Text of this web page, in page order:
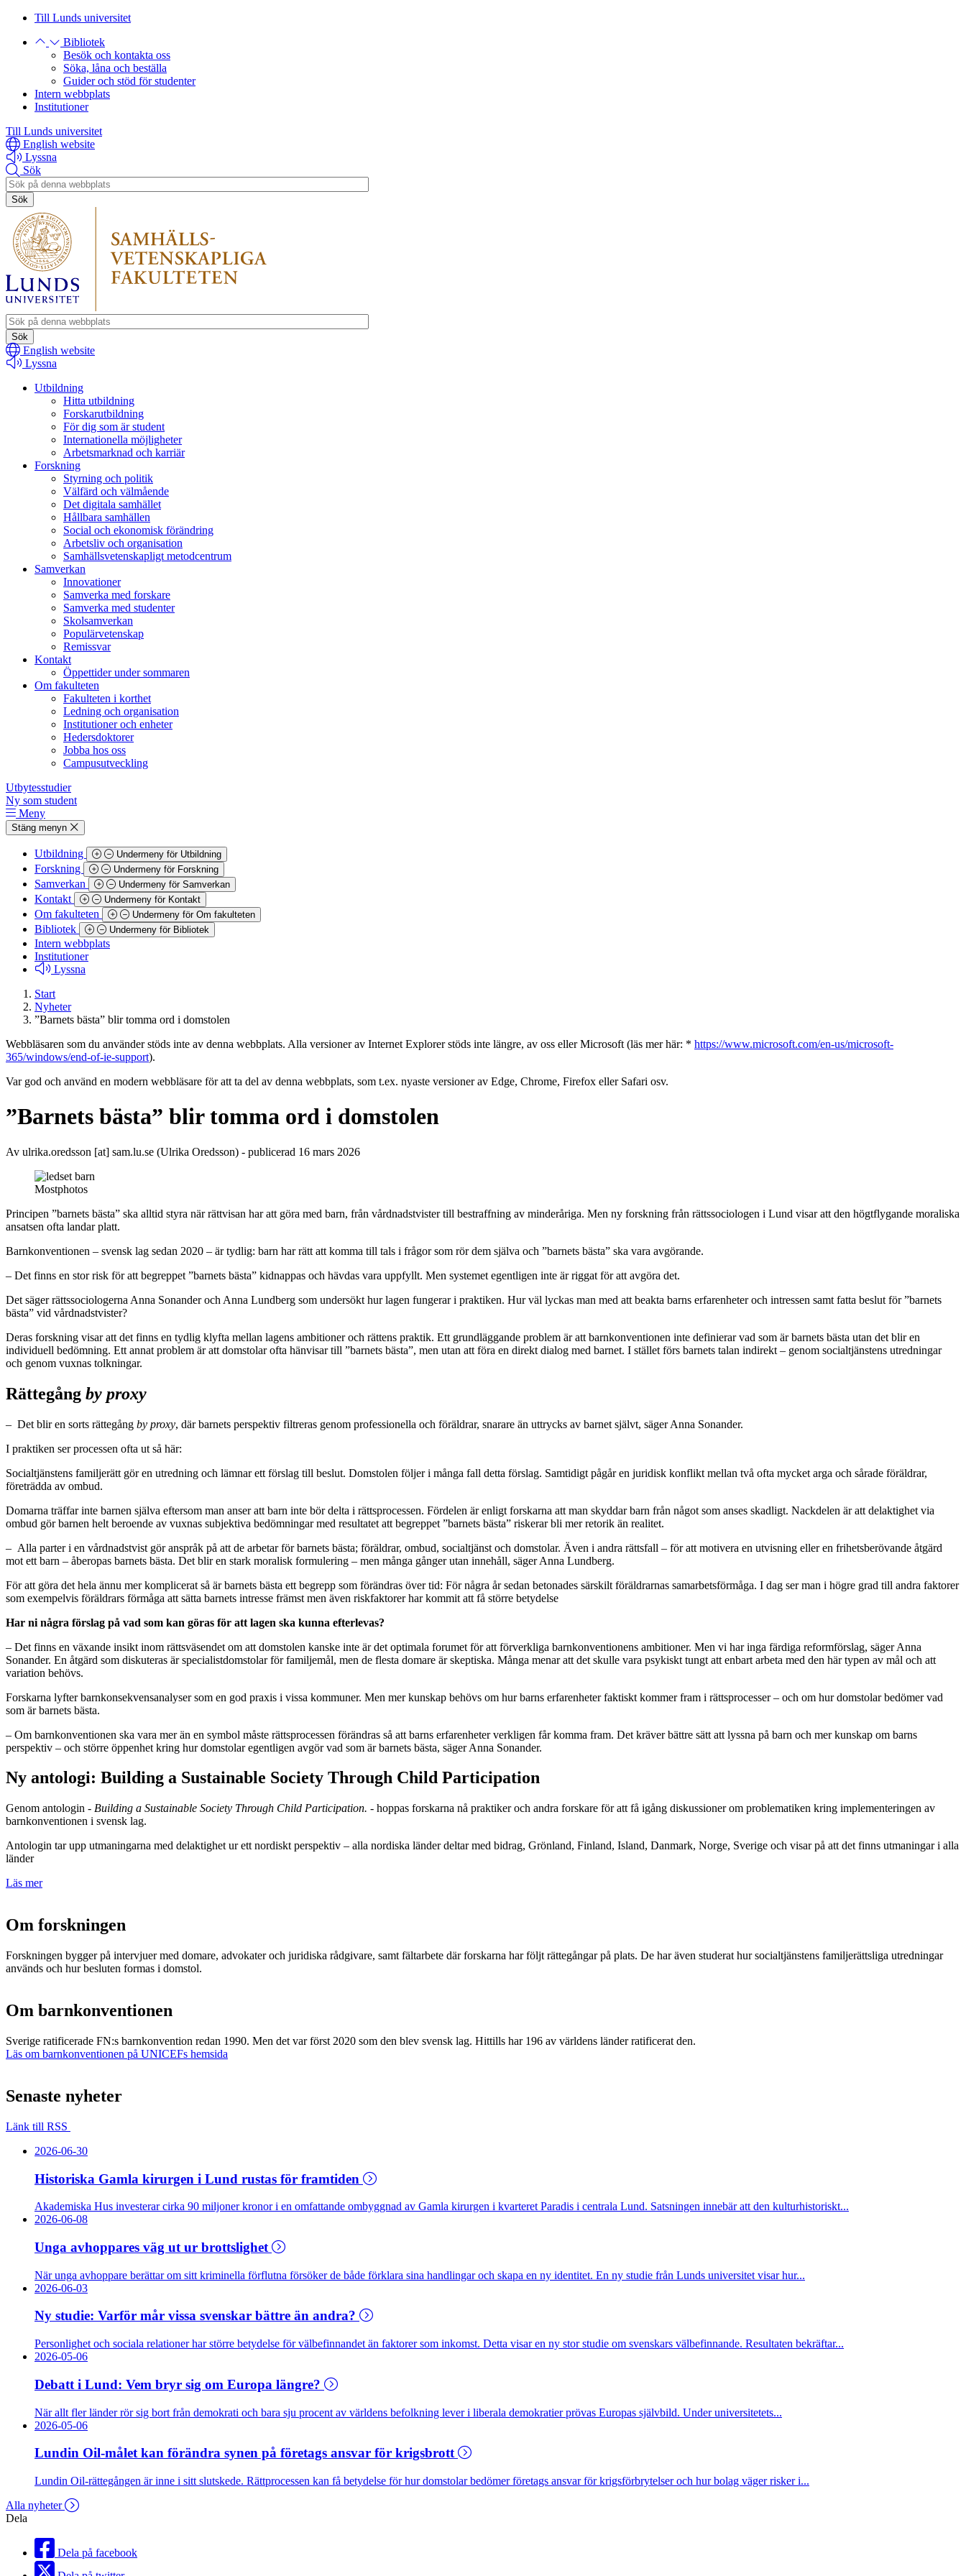
Hoppa
huvudinnehåll
Hoppa
huvudinnehåll
Till Lunds universitet
Bibliotek
Besök och kontakta oss
Söka, låna och beställa
Guider och stöd för studenter
Intern webbplats
Institutioner
Till Lunds universitet
English website
Lyssna
Sök
Header
search
Header
search
English website
Lyssna
Utbildning
Hitta utbildning
Forskarutbildning
För dig som är student
Internationella möjligheter
Arbetsmarknad och karriär
Forskning
Styrning och politik
Välfärd och välmående
Det digitala samhället
Hållbara samhällen
Social och ekonomisk förändring
Arbetsliv och organisation
Samhällsvetenskapligt metodcentrum
Samverkan
Innovationer
Samverka med forskare
Samverka med studenter
Skolsamverkan
Populärvetenskap
Remissvar
Kontakt
Öppettider under sommaren
Om fakulteten
Fakulteten i korthet
Ledning och organisation
Institutioner och enheter
Hedersdoktorer
Jobba hos oss
Campusutveckling
Utbytesstudier
Ny som student
Meny
Stäng menyn
Utbildning Undermeny för Utbildning
Forskning Undermeny för Forskning
Samverkan Undermeny för Samverkan
Kontakt Undermeny för Kontakt
Om fakulteten Undermeny för Om fakulteten
Bibliotek Undermeny för Bibliotek
Intern webbplats
Institutioner
Lyssna
Start
Nyheter
”Barnets bästa” blir tomma ord i domstolen
Webbläsaren som du använder stöds inte av denna webbplats. Alla versioner av Internet Explorer stöds inte längre, av oss eller Microsoft (läs mer här: * https://www.microsoft.com/en-us/microsoft-
365/windows/end-of-ie-support).
Var god och använd en modern webbläsare för att ta del av denna webbplats, som t.ex. nyaste versioner av Edge, Chrome, Firefox eller Safari osv.
”Barnets bästa” blir tomma ord i domstolen
Av ulrika.oredsson [at] sam.lu.se (Ulrika Oredsson) - publicerad 16 mars 2026
Mostphotos
Principen ”barnets bästa” ska alltid styra när rättvisan har att göra med barn, från vårdnadstvister till bestraffning av minderåriga. Men ny forskning från rättssociologen i Lund visar att den högtflygande moraliska
ansatsen ofta landar platt.
Barnkonventionen – svensk lag sedan 2020 – är tydlig: barn har rätt att komma till tals i frågor som rör dem själva och ”barnets bästa” ska vara avgörande.
– Det finns en stor risk för att begreppet ”barnets bästa” kidnappas och hävdas vara uppfyllt. Men systemet egentligen inte är riggat för att avgöra det.
Det säger rättssociologerna Anna Sonander och Anna Lundberg som undersökt hur lagen fungerar i praktiken. Hur väl lyckas man med att beakta barns erfarenheter och intressen samt fatta beslut för ”barnets
bästa” vid vårdnadstvister?
Deras forskning visar att det finns en tydlig klyfta mellan lagens ambitioner och rättens praktik. Ett grundläggande problem är att barnkonventionen inte definierar vad som är barnets bästa utan det blir en
individuell bedömning. Ett annat problem är att domstolar ofta hänvisar till ”barnets bästa”, men utan att föra en direkt dialog med barnet. I stället förs barnets talan indirekt – genom socialtjänstens utredningar
och genom vuxnas tolkningar.
Rättegång by proxy
– Det blir en sorts rättegång by proxy, där barnets perspektiv filtreras genom professionella och föräldrar, snarare än uttrycks av barnet självt, säger Anna Sonander.
I praktiken ser processen ofta ut så här:
Socialtjänstens familjerätt gör en utredning och lämnar ett förslag till beslut. Domstolen följer i många fall detta förslag. Samtidigt pågår en juridisk konflikt mellan två ofta mycket arga och sårade föräldrar,
företrädda av ombud.
Domarna träffar inte barnen själva eftersom man anser att barn inte bördelta i rättsprocessen. Fördelen är enligt forskarna att man skyddar barn från något som anses skadligt. Nackdelen är att delaktighet via
ombud gör barnen helt beroende av vuxnas subjektiva bedömningar med resultatet att begreppet ”barnets bästa” riskerar bli mer retorik än realitet.
– Alla parter i en vårdnadstvist gör anspråk på att de arbetar för barnets bästa; föräldrar, ombud, socialtjänst och domstolar. Även i andra rättsfall – för att motivera en utvisning eller en frihetsberövande åtgärd
mot ett barn – åberopas barnets bästa. Det blir en stark moralisk formulering – men många gånger utan innehåll, säger Anna Lundberg.
För att göra det hela ännu mer komplicerat så är barnets bästa ett begrepp som förändras över tid: För några år sedan betonades särskilt föräldrarnas samarbetsförmåga. I dag ser man i högre grad till andra faktorer
som exempelvis föräldrars förmåga att sätta barnets intresse främst men även riskfaktorer har kommit att få större betydelse
Har ni några förslag på vad som kan göras för att lagen ska kunna efterlevas?
– Det finns en växande insikt inom rättsväsendet om att domstolen kanske inte är det optimala forumet för att förverkliga barnkonventionens ambitioner. Men vi har inga färdiga reformförslag, säger Anna
Sonander. En åtgärd som diskuteras är specialistdomstolar för familjemål, men de flesta domare är skeptiska. Många menar att det skulle vara psykiskt tungt att enbart arbeta med den här typen av mål och att
variation behövs.
Forskarna lyfter barnkonsekvensanalyser som en god praxis i vissa kommuner. Men mer kunskap behövs om hur barns erfarenheter faktiskt kommer fram i rättsprocesser – och om hur domstolar bedömer vad
som är barnets bästa.
– Om barnkonventionen ska vara mer än en symbol måste rättsprocessen förändras så att barns erfarenheter verkligen får komma fram. Det kräver bättre sätt att lyssna på barn och mer kunskap om barns
perspektiv – och större öppenhet kring hur domstolar egentligen avgör vad som är barnets bästa, säger Anna Sonander.
Ny antologi: Building a Sustainable Society Through Child Participation
Genom antologin - Building a Sustainable Society Through Child Participation. - hoppas forskarna nå praktiker och andra forskare för att få igång diskussioner om problematiken kring implementeringen av
barnkonventionen i svensk lag.
Antologin tar upp utmaningarna med delaktighet ur ett nordiskt perspektiv – alla nordiska länder deltar med bidrag, Grönland, Finland, Island, Danmark, Norge, Sverige och visar på att det finns utmaningar i alla
länder
Läs mer
Om forskningen
Forskningen bygger på intervjuer med domare, advokater och juridiska rådgivare, samt fältarbete där forskarna har följt rättegångar på plats. De har även studerat hur socialtjänstens familjerättsliga utredningar
används och hur besluten formas i domstol.
Om barnkonventionen
Sverige ratificerade FN:s barnkonvention redan 1990. Men det var först 2020 som den blev svensk lag. Hittills har 196 av världens länder ratificerat den.
Läs om barnkonventionen på UNICEFs hemsida
Senaste nyheter
Länk till RSS
2026-06-30
Historiska Gamla kirurgen i Lund rustas för framtiden
Akademiska Hus investerar cirka 90 miljoner kronor i en omfattande ombyggnad av Gamla kirurgen i kvarteret Paradis i centrala Lund. Satsningen innebär att den kulturhistoriskt...
2026-06-08
Unga avhoppares väg ut ur brottslighet
När unga avhoppare berättar om sitt kriminella förflutna försöker de både förklara sina handlingar och skapa en ny identitet. En ny studie från Lunds universitet visar hur...
2026-06-03
Ny studie: Varför mår vissa svenskar bättre än andra?
Personlighet och sociala relationer har större betydelse för välbefinnandet än faktorer som inkomst. Detta visar en ny stor studie om svenskars välbefinnande. Resultaten bekräftar...
2026-05-06
Debatt i Lund: Vem bryr sig om Europa längre?
När allt fler länder rör sig bort från demokrati och bara sju procent av världens befolkning lever i liberala demokratier prövas Europas självbild. Under universitetets...
2026-05-06
Lundin Oil-målet kan förändra synen på företags ansvar för krigsbrott
Lundin Oil-rättegången är inne i sitt slutskede. Rättprocessen kan få betydelse för hur domstolar bedömer företags ansvar för krigsförbrytelser och hur bolag väger risker i...
Alla nyheter
Dela
Dela på facebook